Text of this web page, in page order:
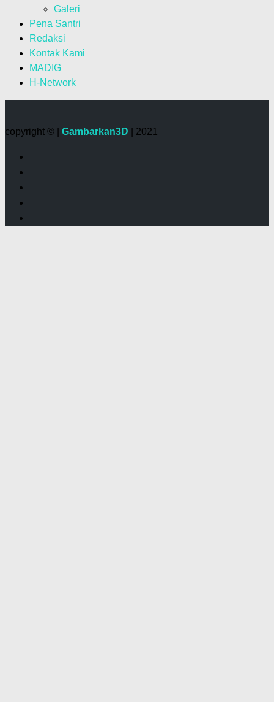
Galeri
Pena Santri
Redaksi
Kontak Kami
MADIG
H-Network
copyright © | Gambarkan3D | 2021